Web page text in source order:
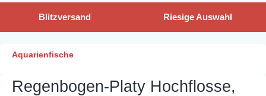
Blitzversand Riesige Auswahl
Aquarienfische
Regenbogen-Platy Hochflosse,